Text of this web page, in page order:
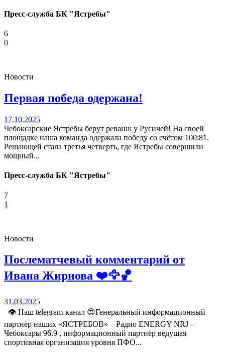
Пресс-служба БК "Ястребы"
6
0
Новости
Первая победа одержана!
17.10.2025
Чебоксарские Ястребы берут реванш у Русичей! На своей
площадке наша команда одержала победу со счётом 100:81.
Решающей стала третья четверть, где Ястребы совершили
мощный...
Пресс-служба БК "Ястребы"
7
1
Новости
Послематчевый комментарий от
Ивана Жирнова ❤️🦅🏀
31.03.2025
👁 Наш telegram-канал 😍Генеральный информационный
партнёр наших «ЯСТРЕБОВ» – Радио ENERGY NRJ –
Чебоксары 96.9 , информационный партнёр ведущая
спортивная организация уровня ПФО...